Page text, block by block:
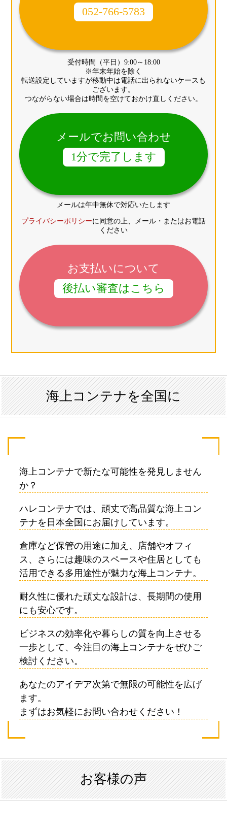
052-766-5783
受付時間（平日）9:00～18:00
※年末年始を除く
転送設定していますが移動中は電話に出られないケースも
ございます。
つながらない場合は時間を空けておかけ直しください。
メールでお問い合わせ
1分で完了します
メールは年中無休で対応いたします
プライバシーポリシーに同意の上、メール・またはお電話
ください
お支払いについて
後払い審査はこちら
海上コンテナを全国に
海上コンテナで新たな可能性を発見しません
か？
ハレコンテナでは、頑丈で高品質な海上コン
テナを日本全国にお届けしています。
倉庫など保管の用途に加え、店舗やオフィ
ス、さらには趣味のスペースや住居としても
活用できる多用途性が魅力な海上コンテナ。
耐久性に優れた頑丈な設計は、長期間の使用
にも安心です。
ビジネスの効率化や暮らしの質を向上させる
一歩として、今注目の海上コンテナをぜひご
検討ください。
あなたのアイデア次第で無限の可能性を広げ
ます。
まずはお気軽にお問い合わせください！
お客様の声